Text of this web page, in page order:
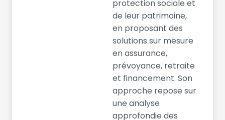
protection sociale et
de leur patrimoine,
en proposant des
solutions sur mesure
en assurance,
prévoyance, retraite
et financement. Son
approche repose sur
une analyse
approfondie des